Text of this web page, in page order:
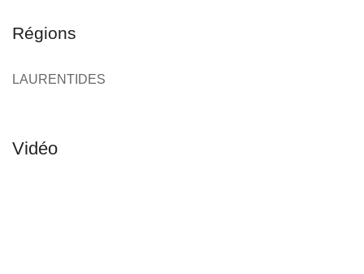
Régions
LAURENTIDES